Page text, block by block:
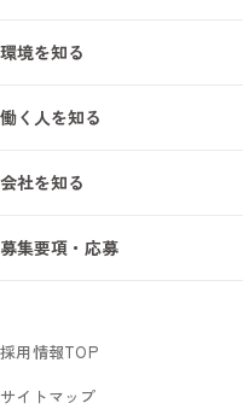
施工管理を知る7ワード
環境を知る
研修・教育制度
働く人を知る
サポートスタッフインタビュー
会社を知る
オープンアップコンストラクショ
募集要項・応募
採用情報TOP
サイトマップ